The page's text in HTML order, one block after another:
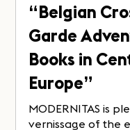
“Belgian
Garde
Books in
Europe”
MODERNITAS is
vernissage of the